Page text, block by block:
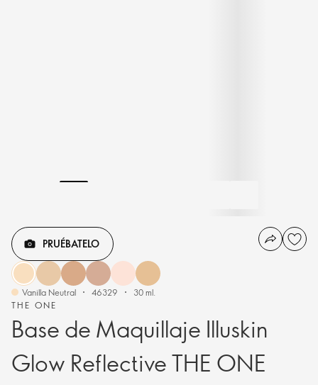
THE ONE
Base de Maquillaje Illuskin
Glow Reflective THE ONE
PRUÉBATELO
Vanilla Neutral 46329 30 ml.